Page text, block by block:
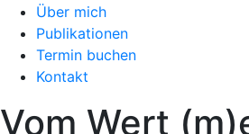
Über mich
Publikationen
Termin buchen
Kontakt
Vom Wert